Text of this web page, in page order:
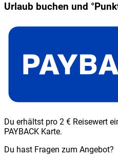
Urlaub buchen und
Du erhältst pro 2 € Reisewert
PAYBACK Karte.
Du hast Fragen zum Angebot?